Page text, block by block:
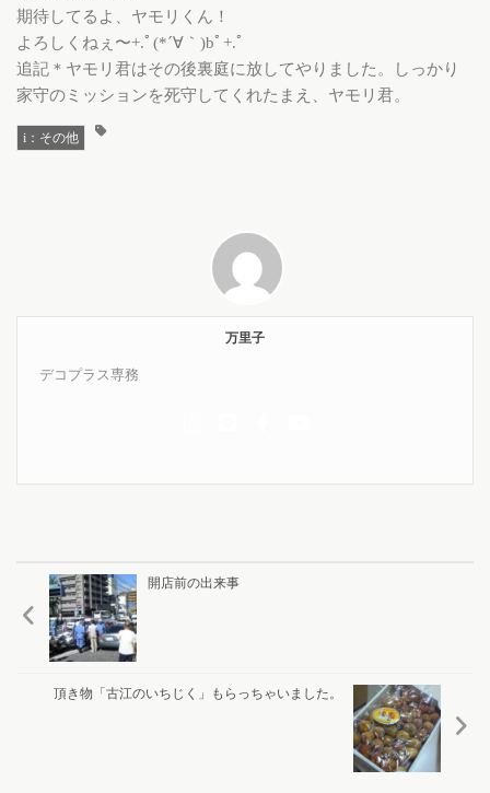
期待してるよ、ヤモリくん！
よろしくねぇ〜+.ﾟ(*´∀｀)bﾟ+.ﾟ
追記＊ヤモリ君はその後裏庭に放してやりました。しっかり
家守のミッションを死守してくれたまえ、ヤモリ君。
i：その他
万里子
デコプラス専務
開店前の出来事
頂き物「古江のいちじく」もらっちゃいました。